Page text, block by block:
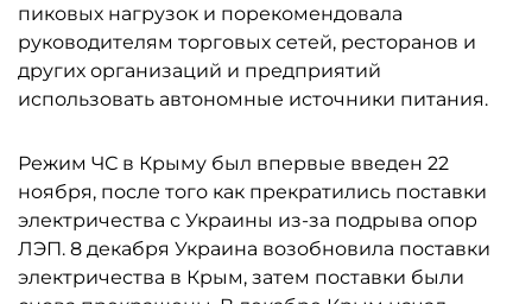
пиковых нагрузок и порекомендовала
руководителям торговых сетей, ресторанов и
других организаций и предприятий
использовать автономные источники питания.
Режим ЧС в Крыму был впервые введен 22
ноября, после того как прекратились поставки
электричества с Украины из-за подрыва опор
ЛЭП. 8 декабря Украина возобновила поставки
электричества в Крым, затем поставки были